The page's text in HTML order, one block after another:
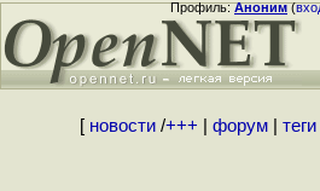
Профиль:Аноним(
[ новости/+++ форум| теги|